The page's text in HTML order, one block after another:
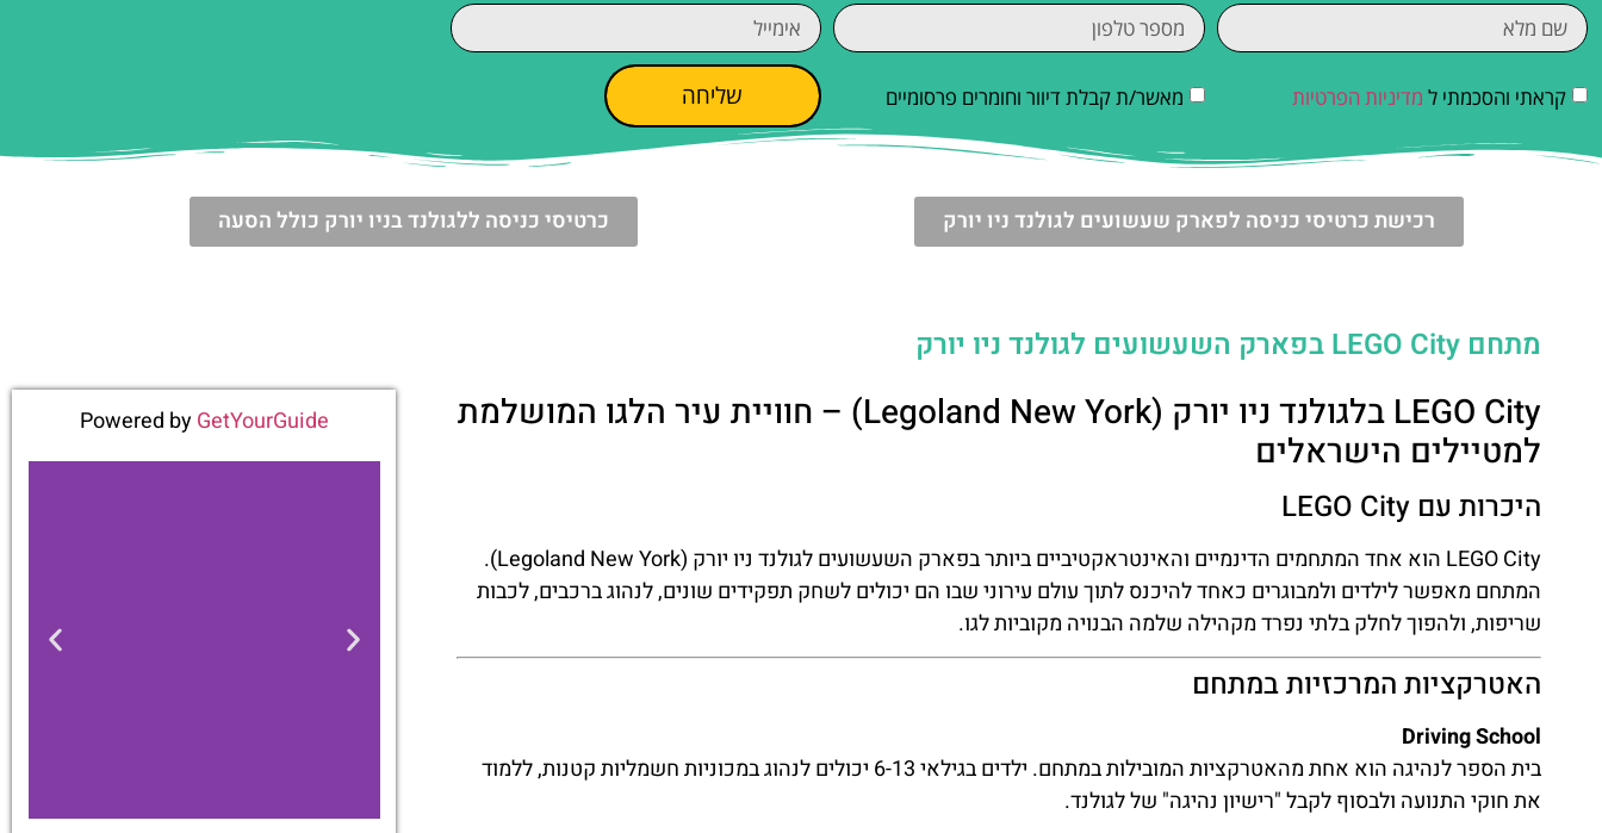
קראתי והסכמתי ל מדיניות הפרטיות מאשר/ת קבלת דיוור וחומרים פרסומיים שליחה
רכישת כרטיסי כניסה לפארק שעשועים לגולנד ניו יורק כרטיסי כניסה ללגולנד בניו יורק כולל הסעה
מתחם LEGO City בפארק השעשועים לגולנד ניו יורק
LEGO City בלגולנד ניו יורק (Legoland New York) – חוויית עיר הלגו המושלמת
למטיילים הישראלים
היכרות עם LEGO City
LEGO City הוא אחד המתחמים הדינמיים והאינטראקטיביים ביותר בפארק השעשועים לגולנד ניו יורק (Legoland New York).
המתחם מאפשר לילדים ולמבוגרים כאחד להיכנס לתוך עולם עירוני שבו הם יכולים לשחק תפקידים שונים, לנהוג ברכבים, לכבות
שריפות, ולהפוך לחלק בלתי נפרד מקהילה שלמה הבנויה מקוביות לגו.
האטרקציות המרכזיות במתחם
Driving School
בית הספר לנהיגה הוא אחת מהאטרקציות המובילות במתחם. ילדים בגילאי 6-13 יכולים לנהוג במכוניות חשמליות קטנות, ללמוד
את חוקי התנועה ולבסוף לקבל "רישיון נהיגה" של לגולנד.
Powered byGetYourGuide